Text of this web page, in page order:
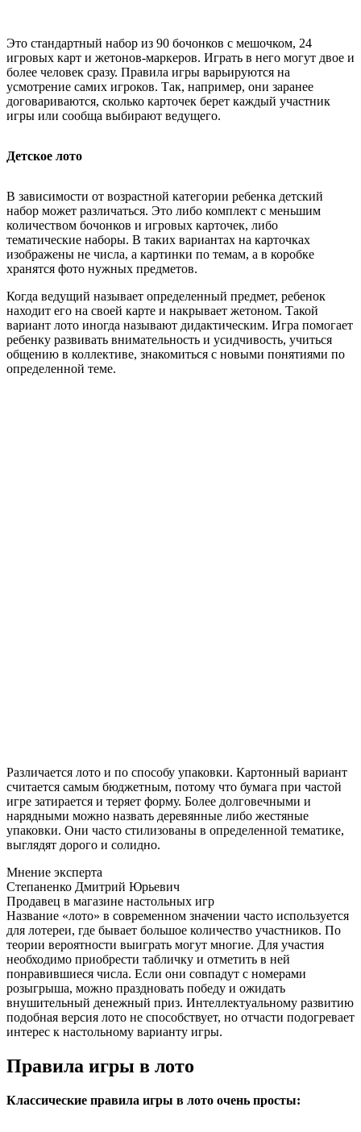
Это стандартный набор из 90 бочонков с мешочком, 24
игровых карт и жетонов-маркеров. Играть в него могут двое и
более человек сразу. Правила игры варьируются на
усмотрение самих игроков. Так, например, они заранее
договариваются, сколько карточек берет каждый участник
игры или сообща выбирают ведущего.
Детское лото
В зависимости от возрастной категории ребенка детский
набор может различаться. Это либо комплект с меньшим
количеством бочонков и игровых карточек, либо
тематические наборы. В таких вариантах на карточках
изображены не числа, а картинки по темам, а в коробке
хранятся фото нужных предметов.
Когда ведущий называет определенный предмет, ребенок
находит его на своей карте и накрывает жетоном. Такой
вариант лото иногда называют дидактическим. Игра помогает
ребенку развивать внимательность и усидчивость, учиться
общению в коллективе, знакомиться с новыми понятиями по
определенной теме.
Различается лото и по способу упаковки. Картонный вариант
считается самым бюджетным, потому что бумага при частой
игре затирается и теряет форму. Более долговечными и
нарядными можно назвать деревянные либо жестяные
упаковки. Они часто стилизованы в определенной тематике,
выглядят дорого и солидно.
Мнение эксперта
Степаненко Дмитрий Юрьевич
Продавец в магазине настольных игр
Название «лото» в современном значении часто используется
для лотереи, где бывает большое количество участников. По
теории вероятности выиграть могут многие. Для участия
необходимо приобрести табличку и отметить в ней
понравившиеся числа. Если они совпадут с номерами
розыгрыша, можно праздновать победу и ожидать
внушительный денежный приз. Интеллектуальному развитию
подобная версия лото не способствует, но отчасти подогревает
интерес к настольному варианту игры.
Правила игры в лото
Классические правила игры в лото очень просты: